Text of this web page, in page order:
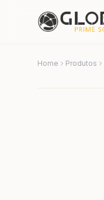
Home Produtos